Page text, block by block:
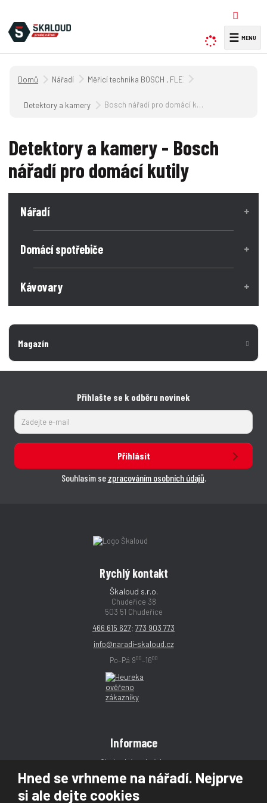
Hned se vrhneme na nářadí. Nejprve
si ale dejte cookies
y
l
☰
Úvodní strana
Nářadí Měřicí technika BOSCH , FLEX ,SOLA
Detektory a kamery Bosch nářadí pro domácí kutily
Detektory a kamery - Bosch
nářadí pro domácí kutily
Nářadí
Domácí spotřebiče
Kávovary
Magazín
Přihlašte se k odběru novinek
Přihlásit
Souhlasím se zpracováním osobních údajů.
Rychlý kontakt
Škaloud s.r.o.
Chudeřice 38
503 51 Chudeřice
466 615 627; 773 903 773
info@naradi-skaloud.cz
Po–Pá 900–1600
Informace
Obchodní podmínky
Reklamace
Magazín